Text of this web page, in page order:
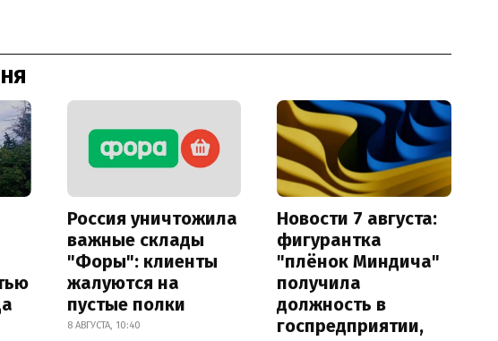
Россия уничтожила
важные склады
"Форы": клиенты
жалуются на
пустые полки
8 АВГУСТА, 10:40
Новости 7 августа:
фигурантка
"плёнок Миндича"
получила
должность в
госпредприятии,